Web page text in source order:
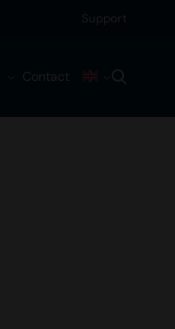
Support
Contact